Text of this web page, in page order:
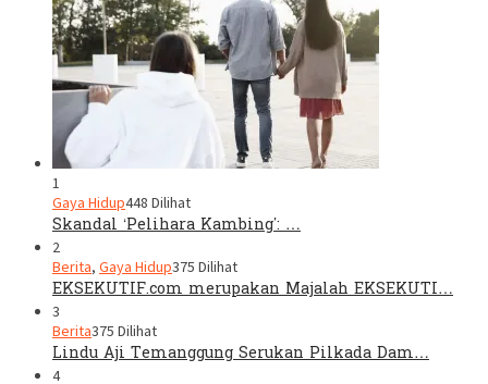
1
Gaya Hidup448 Dilihat
Skandal ‘Pelihara Kambing’: …
2
Berita, Gaya Hidup375 Dilihat
EKSEKUTIF.com merupakan Majalah EKSEKUTI…
3
Berita375 Dilihat
Lindu Aji Temanggung Serukan Pilkada Dam…
4